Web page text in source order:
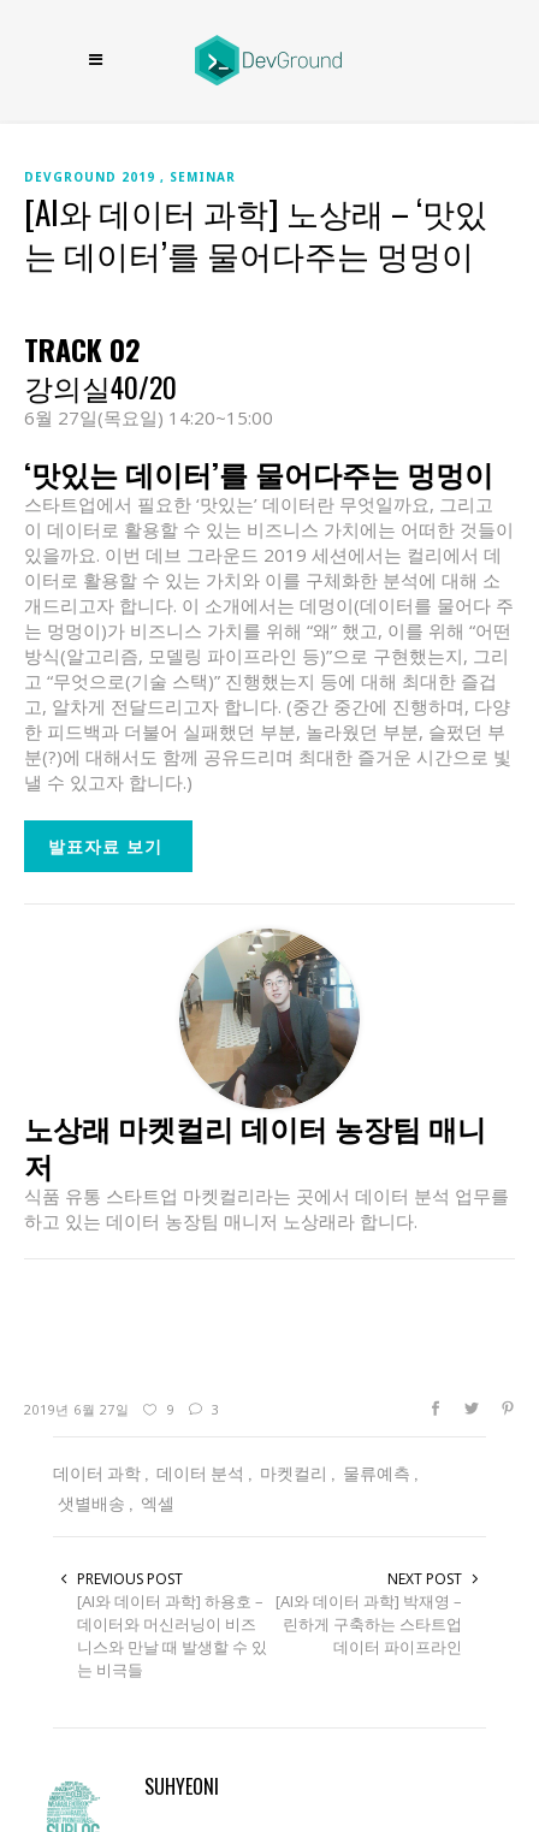
DEVGROUND 2019 SEMINAR
[AI와 데이터 과학] 노상래 – ‘맛있
는 데이터’를 물어다주는 멍멍이
TRACK 02
강의실40/20
6월 27일(목요일) 14:20~15:00
‘맛있는 데이터’를 물어다주는 멍멍이
스타트업에서 필요한 ‘맛있는’ 데이터란 무엇일까요, 그리고
이 데이터로 활용할 수 있는 비즈니스 가치에는 어떠한 것들이
있을까요. 이번 데브 그라운드 2019 세션에서는 컬리에서 데
이터로 활용할 수 있는 가치와 이를 구체화한 분석에 대해 소
개드리고자 합니다. 이 소개에서는 데멍이(데이터를 물어다 주
는 멍멍이)가 비즈니스 가치를 위해 “왜” 했고, 이를 위해 “어떤
방식(알고리즘, 모델링 파이프라인 등)”으로 구현했는지, 그리
고 “무엇으로(기술 스택)” 진행했는지 등에 대해 최대한 즐겁
고, 알차게 전달드리고자 합니다. (중간 중간에 진행하며, 다양
한 피드백과 더불어 실패했던 부분, 놀라웠던 부분, 슬펐던 부
분(?)에 대해서도 함께 공유드리며 최대한 즐거운 시간으로 빛
낼 수 있고자 합니다.)
발표자료 보기
노상래 마켓컬리 데이터 농장팀 매니
저
식품 유통 스타트업 마켓컬리라는 곳에서 데이터 분석 업무를
하고 있는 데이터 농장팀 매니저 노상래라 합니다.
2019년 6월 27일 9 3
데이터 과학 데이터 분석 마켓컬리
물류예측
샛별배송
엑셀
PREVIOUS POST
[AI와 데이터 과학] 하용호 –
데이터와 머신러닝이 비즈
니스와 만날 때 발생할 수 있
는 비극들
NEXT POST
[AI와 데이터 과학] 박재영 –
린하게 구축하는 스타트업
데이터 파이프라인
SUHYEONI